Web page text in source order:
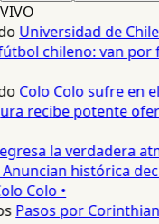
VIVO
Universidad de
chileno: van por
Colo Colo sufre en
recibe potente
la verdadera
histórica
Colo •
Pasos por